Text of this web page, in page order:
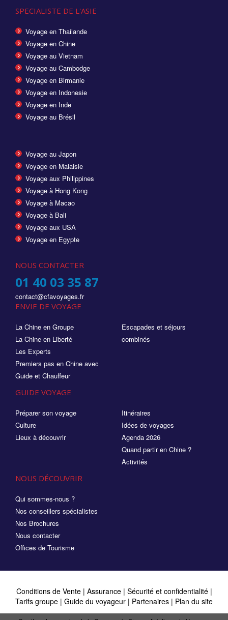
SPECIALISTE DE L'ASIE
Voyage en Thailande
Voyage en Chine
Voyage au Vietnam
Voyage au Cambodge
Voyage en Birmanie
Voyage en Indonesie
Voyage en Inde
Voyage au Brésil
Voyage au Japon
Voyage en Malaisie
Voyage aux Philippines
Voyage à Hong Kong
Voyage à Macao
Voyage à Bali
Voyage aux USA
Voyage en Egypte
NOUS CONTACTER
01 40 03 35 87
contact@cfavoyages.fr
ENVIE DE VOYAGE
La Chine en Groupe
La Chine en Liberté
Les Experts
Premiers pas en Chine avec
Guide et Chauffeur
Escapades et séjours
combinés
GUIDE VOYAGE
Préparer son voyage
Culture
Lieux à découvrir
Itinéraires
Idées de voyages
Agenda 2026
Quand partir en Chine ?
Activités
NOUS DÉCOUVRIR
Qui sommes-nous ?
Nos conseillers spécialistes
Nos Brochures
Nous contacter
Offices de Tourisme
Conditions de Vente| Assurance | Sécurité et confidentialité|
Tarifs groupe | Guide du voyageur | Partenaires | Plan du site